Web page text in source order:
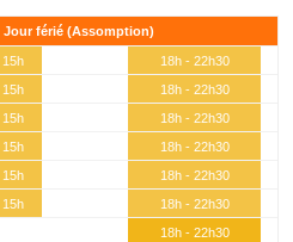
Jour férié (Assomption)
15h
18h - 22h30
15h
18h - 22h30
15h
18h - 22h30
15h
18h - 22h30
15h
18h - 22h30
15h
18h - 22h30
18h - 22h30